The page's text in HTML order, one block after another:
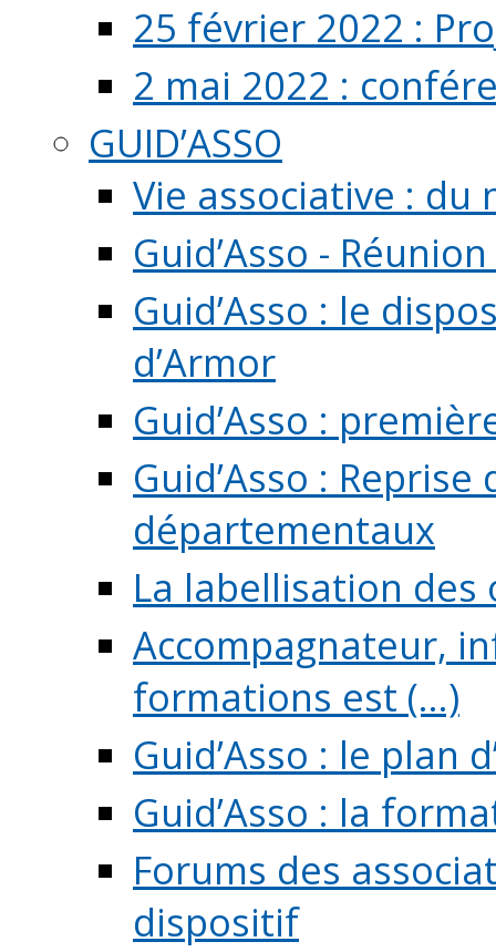
25 février 2022 :
2 mai 2022 :
GUID’ASSO
Vie associative : du
Guid’Asso -
Guid’Asso : le
d’Armor
Guid’Asso :
Guid’Asso :
départementaux
La labellisation
Accompagnateur,
formations est (...)
Guid’Asso : le plan
Guid’Asso : la
Forums des
dispositif